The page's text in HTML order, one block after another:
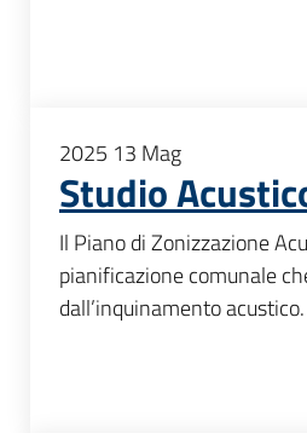
2025 13 Mag
Studio
Il Piano di Zonizzazione
pianificazione comunale
dall’inquinamento acustico.